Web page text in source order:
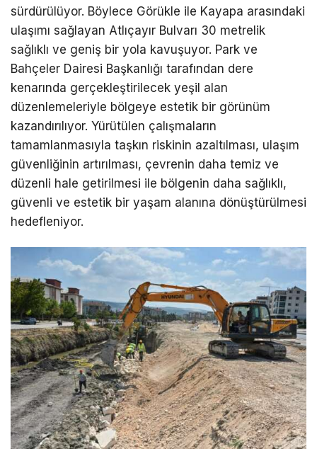
sürdürülüyor. Böylece Görükle ile Kayapa arasındaki
ulaşımı sağlayan Atlıçayır Bulvarı 30 metrelik
sağlıklı ve geniş bir yola kavuşuyor. Park ve
Bahçeler Dairesi Başkanlığı tarafından dere
kenarında gerçekleştirilecek yeşil alan
düzenlemeleriyle bölgeye estetik bir görünüm
kazandırılıyor. Yürütülen çalışmaların
tamamlanmasıyla taşkın riskinin azaltılması, ulaşım
güvenliğinin artırılması, çevrenin daha temiz ve
düzenli hale getirilmesi ile bölgenin daha sağlıklı,
güvenli ve estetik bir yaşam alanına dönüştürülmesi
hedefleniyor.